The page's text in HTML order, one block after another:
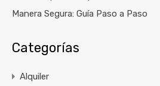
Manera Segura: Guía Paso a Paso
Categorías
Alquiler